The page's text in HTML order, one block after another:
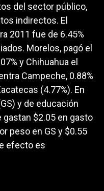
del sector público,
indirectos. El
2011 fue de 6.45%
Morelos, pagó el
y Chihuahua el
Campeche, 0.88%
(4.77%). En
y de educación
gastan $2.05 en gasto
peso en GS y $0.55
efecto es